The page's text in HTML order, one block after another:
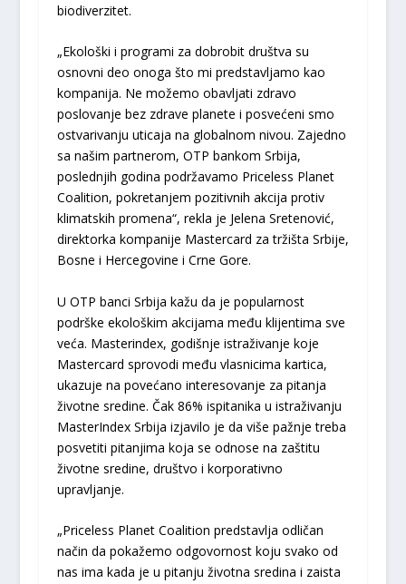
biodiverzitet.
„Ekološki i programi za dobrobit društva su
osnovni deo onoga što mi predstavljamo kao
kompanija. Ne možemo obavljati zdravo
poslovanje bez zdrave planete i posvećeni smo
ostvarivanju uticaja na globalnom nivou. Zajedno
sa našim partnerom, OTP bankom Srbija,
poslednjih godina podržavamo Priceless Planet
Coalition, pokretanjem pozitivnih akcija protiv
klimatskih promena“, rekla je Jelena Sretenović,
direktorka kompanije Mastercard za tržišta Srbije,
Bosne i Hercegovine i Crne Gore.
U OTP banci Srbija kažu da je popularnost
podrške ekološkim akcijama među klijentima sve
veća. Masterindex, godišnje istraživanje koje
Mastercard sprovodi među vlasnicima kartica,
ukazuje na povećano interesovanje za pitanja
životne sredine. Čak 86% ispitanika u istraživanju
MasterIndex Srbija izjavilo je da više pažnje treba
posvetiti pitanjima koja se odnose na zaštitu
životne sredine, društvo i korporativno
upravljanje.
„Priceless Planet Coalition predstavlja odličan
način da pokažemo odgovornost koju svako od
nas ima kada je u pitanju životna sredina i zaista